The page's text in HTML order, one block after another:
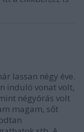
lassan négy éve.
induló vonat volt,
négyórás volt
magam, sőt